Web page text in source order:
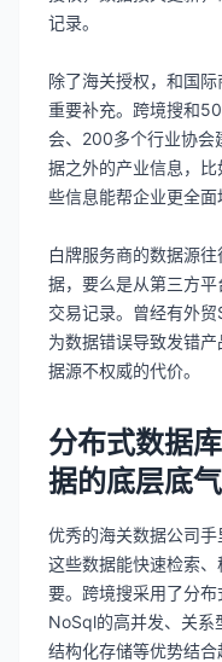
记录。
除了海关授权，和国
重要补充。跨境搜和
会、200多个行业协会
据之外的产业信息，
些信息能帮企业更全面
白牌服务商的数据源
据，要么是从第三方
交易记录。曾经有外
为数据错误导致发错
据源不权威的代价。
分布式数据
据的底层底气
优秀的海关数据公司
这些数据能快速检索
要。跨境搜采用了分
NoSql的高并发、关系
结构化存储等优势结合